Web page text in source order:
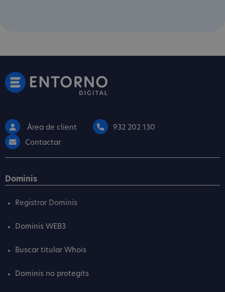
Àrea de client
932 202 130
Contactar
Dominis
Registrar Dominis
Dominis WEB3
Buscar titular Whois
Dominis no protegits